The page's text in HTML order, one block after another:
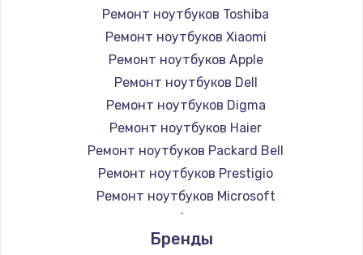
Ремонт ноутбуков Toshiba
Ремонт ноутбуков Xiaomi
Ремонт ноутбуков Apple
Ремонт ноутбуков Dell
Ремонт ноутбуков Digma
Ремонт ноутбуков Haier
Ремонт ноутбуков Packard Bell
Ремонт ноутбуков Prestigio
Ремонт ноутбуков Microsoft
Ремонт ноутбуков Alienware
Ремонт ноутбуков Aquarius
Бренды